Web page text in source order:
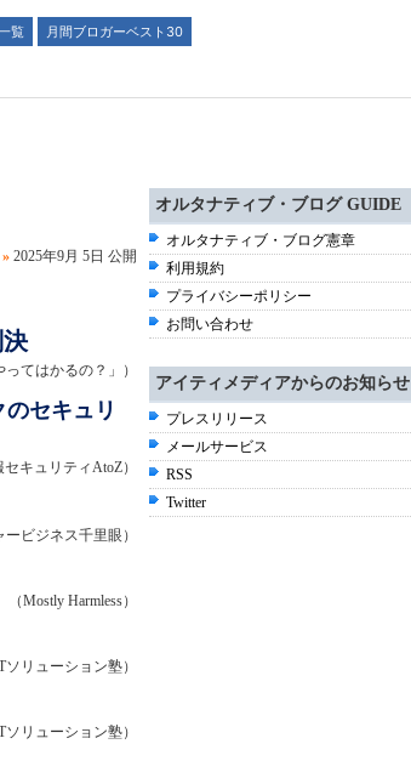
覧
月間ブロガーベスト30
» 2025年9月 5日 公開
ってはかるの？」）
セキュリ
セキュリティAtoZ）
ービジネス千里眼）
（Mostly Harmless）
ソリューション塾）
ソリューション塾）
オルタナティブ・ブログ GUIDE
オルタナティブ・ブログ憲章
利用規約
プライバシーポリシー
お問い合わせ
アイティメディアからのお知らせ
プレスリリース
メールサービス
RSS
Twitter